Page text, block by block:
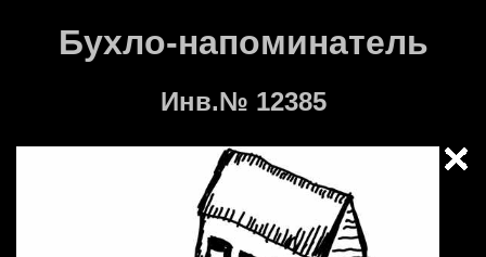
Бухло-напоминатель
Инв.№ 12385